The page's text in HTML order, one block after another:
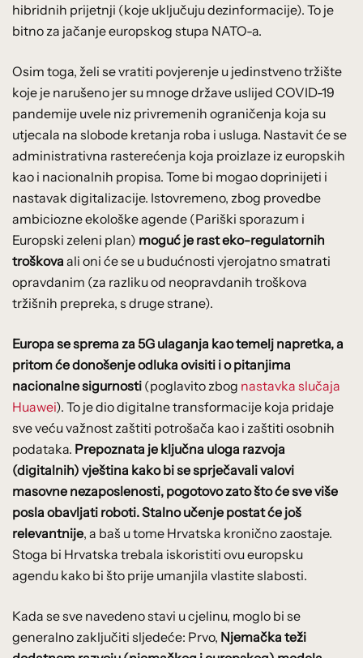
hibridnih prijetnji (koje uključuju dezinformacije). To je
bitno za jačanje europskog stupa NATO-a.
Osim toga, želi se vratiti povjerenje u jedinstveno tržište
koje je narušeno jer su mnoge države uslijed COVID-19
pandemije uvele niz privremenih ograničenja koja su
utjecala na slobode kretanja roba i usluga. Nastavit će se
administrativna rasterećenja koja proizlaze iz europskih
kao i nacionalnih propisa. Tome bi mogao doprinijeti i
nastavak digitalizacije. Istovremeno, zbog provedbe
ambiciozne ekološke agende (Pariški sporazum i
Europski zeleni plan) moguć je rast eko-regulatornih
troškova ali oni će se u budućnosti vjerojatno smatrati
opravdanim (za razliku od neopravdanih troškova
tržišnih prepreka, s druge strane).
Europa se sprema za 5G ulaganja kao temelj napretka, a
pritom će donošenje odluka ovisiti i o pitanjima
nacionalne sigurnosti (poglavito zbog nastavka slučaja
Huawei). To je dio digitalne transformacije koja pridaje
sve veću važnost zaštiti potrošača kao i zaštiti osobnih
podataka. Prepoznata je ključna uloga razvoja
(digitalnih) vještina kako bi se sprječavali valovi
masovne nezaposlenosti, pogotovo zato što će sve više
posla obavljati roboti. Stalno učenje postat će još
relevantnije, a baš u tome Hrvatska kronično zaostaje.
Stoga bi Hrvatska trebala iskoristiti ovu europsku
agendu kako bi što prije umanjila vlastite slabosti.
Kada se sve navedeno stavi u cjelinu, moglo bi se
generalno zaključiti sljedeće: Prvo, Njemačka teži